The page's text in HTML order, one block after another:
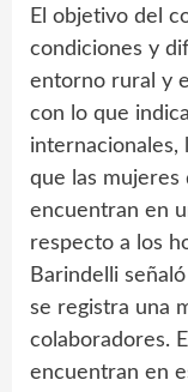
El objetivo del
condiciones y
entorno rural y
con lo que
internacionales,
que las mujeres
encuentran en
respecto a los
Barindelli
se registra una
colaboradores.
encuentran en